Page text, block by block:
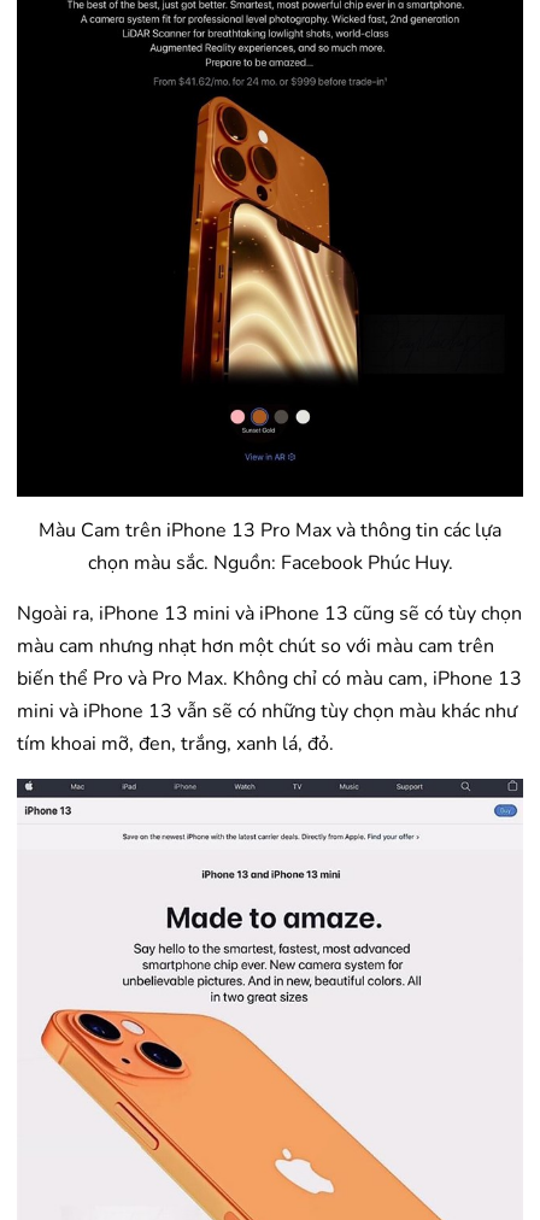
Màu Cam trên iPhone 13 Pro Max và thông tin các lựa
chọn màu sắc. Nguồn: Facebook Phúc Huy.
Ngoài ra, iPhone 13 mini và iPhone 13 cũng sẽ có tùy chọn
màu cam nhưng nhạt hơn một chút so với màu cam trên
biến thể Pro và Pro Max. Không chỉ có màu cam, iPhone 13
mini và iPhone 13 vẫn sẽ có những tùy chọn màu khác như
tím khoai mỡ, đen, trắng, xanh lá, đỏ.